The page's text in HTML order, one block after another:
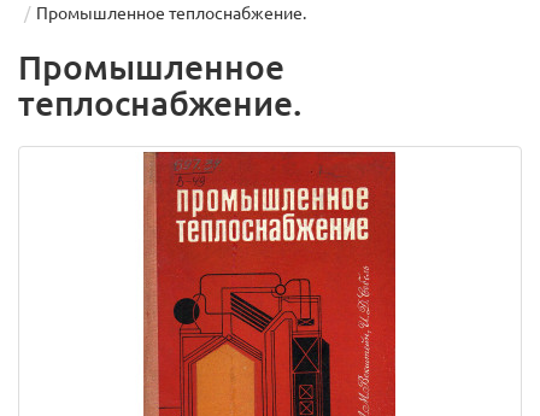
Промышленное теплоснабжение.
Промышленное
теплоснабжение.